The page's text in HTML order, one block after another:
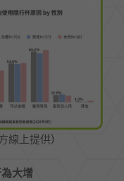
線上提供)
大增